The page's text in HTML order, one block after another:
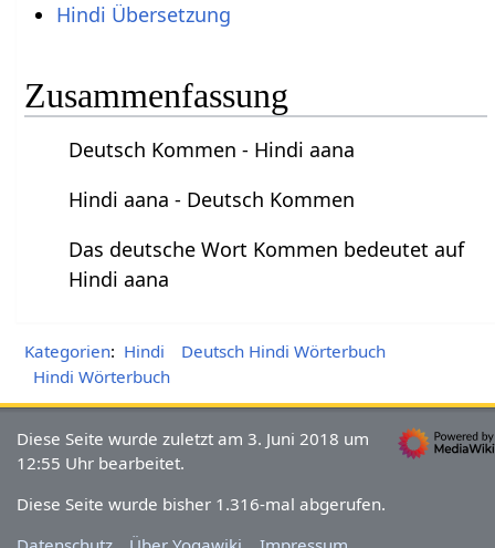
Hindi Übersetzung
Zusammenfassung
Deutsch Kommen - Hindi aana
Hindi aana - Deutsch Kommen
Das deutsche Wort Kommen bedeutet auf
Hindi aana
Kategorien: Hindi
Deutsch Hindi Wörterbuch
Hindi Wörterbuch
Diese Seite wurde zuletzt am 3. Juni 2018 um
12:55 Uhr bearbeitet.
Diese Seite wurde bisher 1.316-mal abgerufen.